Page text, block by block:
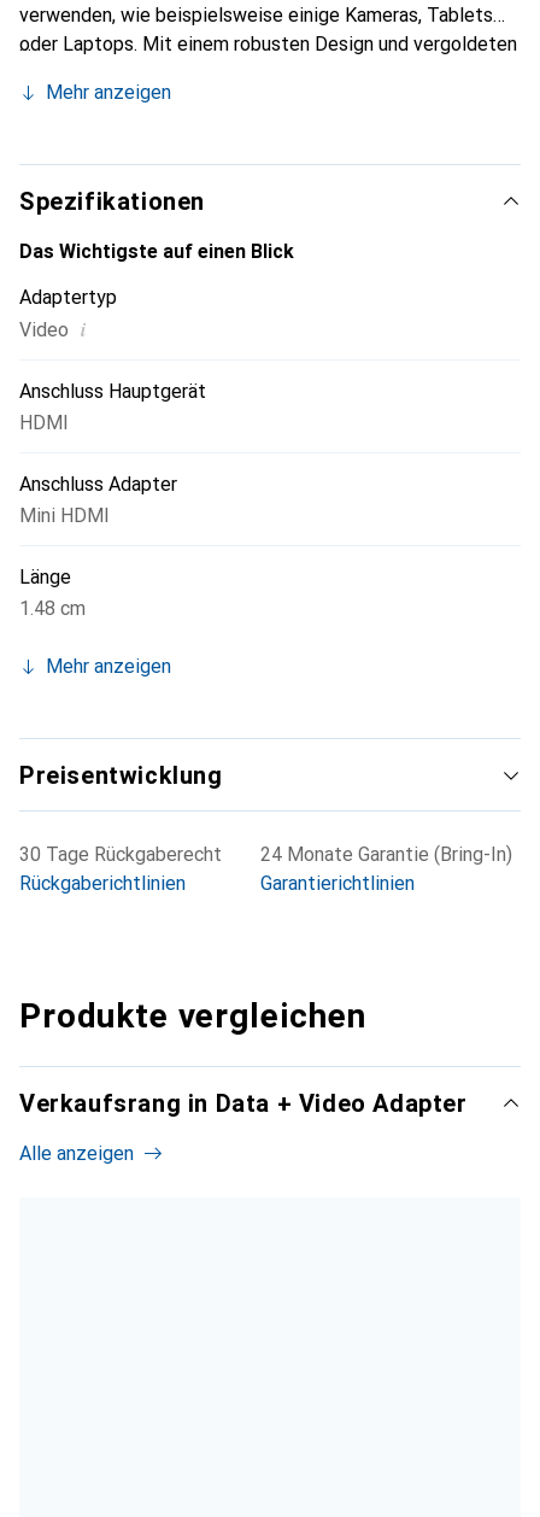
verwenden, wie beispielsweise einige Kameras, Tablets
oder Laptops. Mit einem robusten Design und vergoldeten
Signalübertragung und minimiert Signalverluste. Die
Einsatz unterwegs oder in beengten Platzverhältnissen.
Der Adapter ist in der Farbe Schwarz gehalten und bietet
eine einfache Plug-and-Play-Lösung, die keine zusätzliche
Software oder Treiber erfordert. Er ist ein unverzichtbares
verbinden möchten.
Mehr anzeigen
Spezifikationen
Das Wichtigste auf einen Blick
Adaptertyp
Video i
Anschluss Hauptgerät
HDMI
Anschluss Adapter
Mini HDMI
Länge
1.48 cm
Mehr anzeigen
Preisentwicklung
30 Tage Rückgaberecht
Rückgaberichtlinien
24 Monate Garantie (Bring-In)
Garantierichtlinien
Produkte vergleichen
Verkaufsrang in Data + Video Adapter
Alle anzeigen